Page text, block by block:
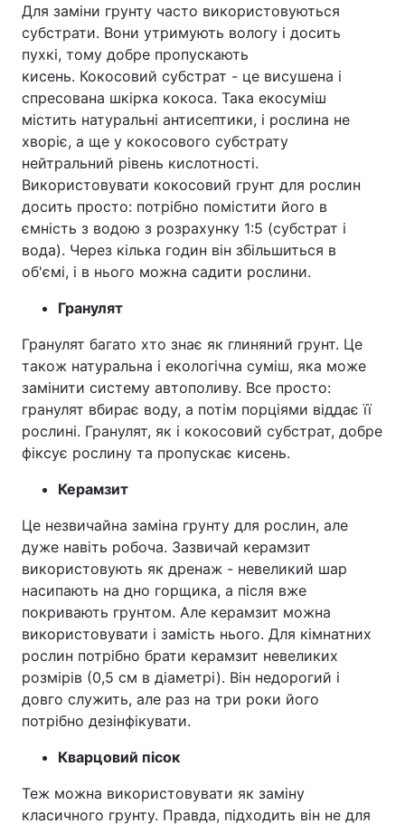
Для заміни грунту часто використовуються
субстрати. Вони утримують вологу і досить
пухкі, тому добре пропускають
кисень. Кокосовий субстрат - це висушена і
спресована шкірка кокоса. Така екосуміш
містить натуральні антисептики, і рослина не
хворіє, а ще у кокосового субстрату
нейтральний рівень кислотності.
Використовувати кокосовий грунт для рослин
досить просто: потрібно помістити його в
ємність з водою з розрахунку 1:5 (субстрат і
вода). Через кілька годин він збільшиться в
об'ємі, і в нього можна садити рослини.
Гранулят
Гранулят багато хто знає як глиняний грунт. Це
також натуральна і екологічна суміш, яка може
замінити систему автополиву. Все просто:
гранулят вбирає воду, а потім порціями віддає її
рослині. Гранулят, як і кокосовий субстрат, добре
фіксує рослину та пропускає кисень.
Керамзит
Це незвичайна заміна грунту для рослин, але
дуже навіть робоча. Зазвичай керамзит
використовують як дренаж - невеликий шар
насипають на дно горщика, а після вже
покривають грунтом. Але керамзит можна
використовувати і замість нього. Для кімнатних
рослин потрібно брати керамзит невеликих
розмірів (0,5 см в діаметрі). Він недорогий і
довго служить, але раз на три роки його
потрібно дезінфікувати.
Кварцовий пісок
Теж можна використовувати як заміну
класичного грунту. Правда, підходить він не для